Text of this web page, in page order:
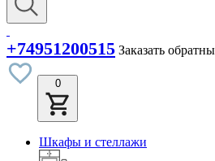
+74951200515 Заказать
0
Шкафы и стеллажи